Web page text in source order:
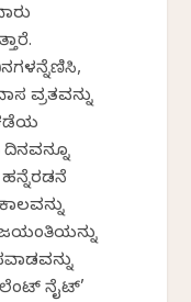
ವ್ರತವನ್ನು
ಕಡೆಯ
ನೈಟ್’